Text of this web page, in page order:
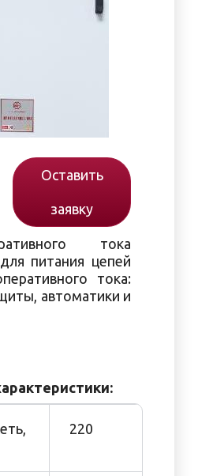
Оставить
заявку
тока
питания цепей
тока:
автоматики и
220